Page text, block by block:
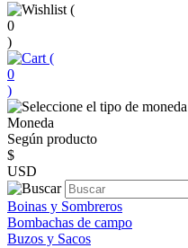
(
0
)
(
0
)
Moneda
Según producto
$
USD
Boinas y Sombreros
Bombachas de campo
Buzos y Sacos